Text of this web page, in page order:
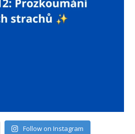
Follow on Instagram